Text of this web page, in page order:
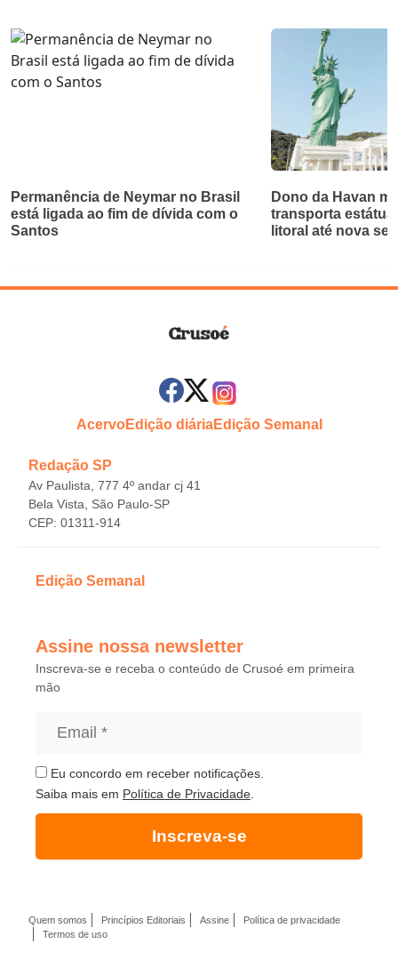
Permanência de Neymar no Brasil
está ligada ao fim de dívida com o
Santos
Dono da Havan
transporta
litoral até nova
AcervoEdição diáriaEdição Semanal
Redação SP
Av Paulista, 777 4º andar cj 41
Bela Vista, São Paulo-SP
CEP: 01311-914
Edição Semanal
Assine nossa newsletter
Inscreva-se e receba o conteúdo de Crusoé em primeira
mão
Eu concordo em receber notificações.
Saiba mais em Política de Privacidade
Inscreva-se
Quem somos Princípios Editoriais Assine
Política de privacidade
Termos de uso